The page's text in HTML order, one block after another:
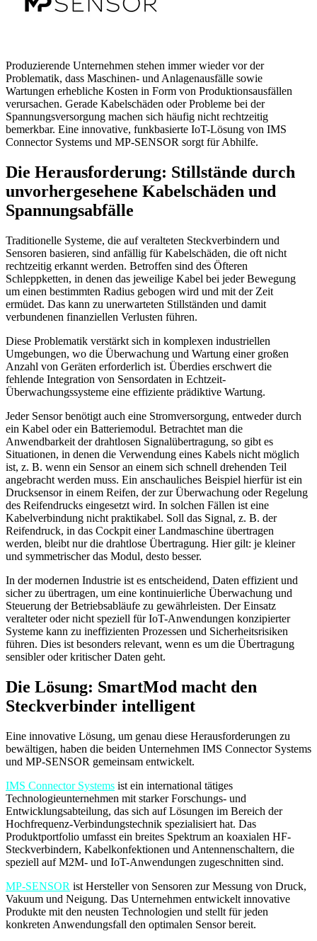
Produzierende Unternehmen stehen immer wieder vor der
Problematik, dass Maschinen- und Anlagenausfälle sowie
Wartungen erhebliche Kosten in Form von Produktionsausfällen
verursachen. Gerade Kabelschäden oder Probleme bei der
Spannungsversorgung machen sich häufig nicht rechtzeitig
bemerkbar. Eine innovative, funkbasierte IoT-Lösung von IMS
Connector Systems und MP-SENSOR sorgt für Abhilfe.
Die Herausforderung: Stillstände durch
unvorhergesehene Kabelschäden und
Spannungsabfälle
Traditionelle Systeme, die auf veralteten Steckverbindern und
Sensoren basieren, sind anfällig für Kabelschäden, die oft nicht
rechtzeitig erkannt werden. Betroffen sind des Öfteren
Schleppketten, in denen das jeweilige Kabel bei jeder Bewegung
um einen bestimmten Radius gebogen wird und mit der Zeit
ermüdet. Das kann zu unerwarteten Stillständen und damit
verbundenen finanziellen Verlusten führen.
Diese Problematik verstärkt sich in komplexen industriellen
Umgebungen, wo die Überwachung und Wartung einer großen
Anzahl von Geräten erforderlich ist. Überdies erschwert die
fehlende Integration von Sensordaten in Echtzeit-
Überwachungssysteme eine effiziente prädiktive Wartung.
Jeder Sensor benötigt auch eine Stromversorgung, entweder durch
ein Kabel oder ein Batteriemodul. Betrachtet man die
Anwendbarkeit der drahtlosen Signalübertragung, so gibt es
Situationen, in denen die Verwendung eines Kabels nicht möglich
ist, z. B. wenn ein Sensor an einem sich schnell drehenden Teil
angebracht werden muss. Ein anschauliches Beispiel hierfür ist ein
Drucksensor in einem Reifen, der zur Überwachung oder Regelung
des Reifendrucks eingesetzt wird. In solchen Fällen ist eine
Kabelverbindung nicht praktikabel. Soll das Signal, z. B. der
Reifendruck, in das Cockpit einer Landmaschine übertragen
werden, bleibt nur die drahtlose Übertragung. Hier gilt: je kleiner
und symmetrischer das Modul, desto besser.
In der modernen Industrie ist es entscheidend, Daten effizient und
sicher zu übertragen, um eine kontinuierliche Überwachung und
Steuerung der Betriebsabläufe zu gewährleisten. Der Einsatz
veralteter oder nicht speziell für IoT-Anwendungen konzipierter
Systeme kann zu ineffizienten Prozessen und Sicherheitsrisiken
führen. Dies ist besonders relevant, wenn es um die Übertragung
sensibler oder kritischer Daten geht.
Die Lösung: SmartMod macht den
Steckverbinder intelligent
Eine innovative Lösung, um genau diese Herausforderungen zu
bewältigen, haben die beiden Unternehmen IMS Connector Systems
und MP-SENSOR gemeinsam entwickelt.
IMS Connector Systems ist ein international tätiges
Technologieunternehmen mit starker Forschungs- und
Entwicklungsabteilung, das sich auf Lösungen im Bereich der
Hochfrequenz-Verbindungstechnik spezialisiert hat. Das
Produktportfolio umfasst ein breites Spektrum an koaxialen HF-
Steckverbindern, Kabelkonfektionen und Antennenschaltern, die
speziell auf M2M- und IoT-Anwendungen zugeschnitten sind.
MP-SENSOR ist Hersteller von Sensoren zur Messung von Druck,
Vakuum und Neigung. Das Unternehmen entwickelt innovative
Produkte mit den neusten Technologien und stellt für jeden
konkreten Anwendungsfall den optimalen Sensor bereit.